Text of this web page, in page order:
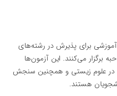
برای پذیرش در رشته‌های
برگزار می‌کنند. این آزمون‌ها
در علوم زیستی و همچنین سنجش
هستند.